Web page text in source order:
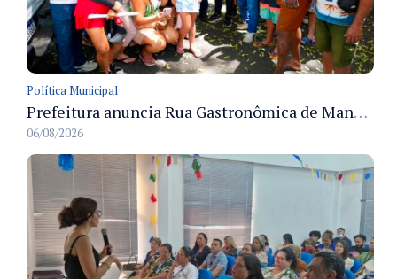
Política Municipal
Prefeitura anuncia Rua Gastronômica de Manaus e garante alternativas para 54 ambulantes cadastrados
06/08/2026